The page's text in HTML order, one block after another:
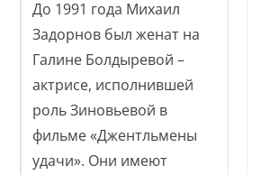
До 1991 года Михаил
Задорнов был женат на
Галине Болдыревой –
актрисе, исполнившей
роль Зиновьевой в
фильме «Джентльмены
удачи». Они имеют